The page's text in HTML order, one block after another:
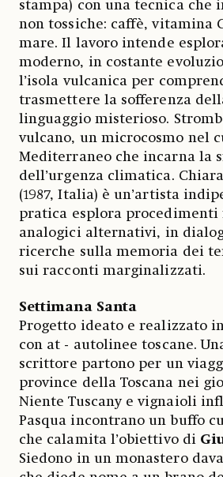
stampa) con una tecnica che
non tossiche: caffè, vitamina
mare. Il lavoro intende
moderno, in costante
l’isola vulcanica per
trasmettere la sofferenza
linguaggio misterioso.
vulcano, un microcosmo nel
Mediterraneo che incarna la
dell’urgenza climatica.
(1987, Italia) è un’artista
pratica esplora
analogici alternativi, in
ricerche sulla memoria dei
sui racconti marginalizzati.
Settimana Santa
Progetto ideato e realizzato
con at - autolinee toscane.
scrittore partono per un
province della Toscana nei
Niente Tuscany e vignaioli
Pasqua incontrano un buffo
che calamita l’obiettivo di
Siedono in un monastero